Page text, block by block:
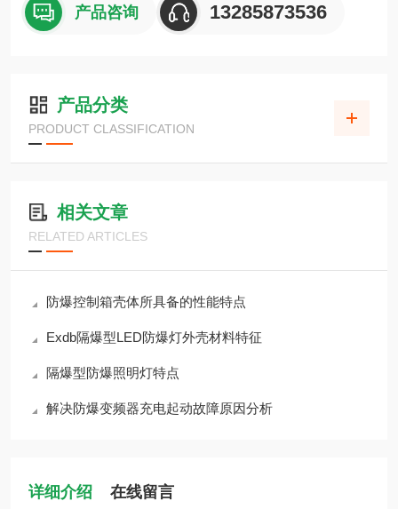
产品咨询 13285873536
产品分类
PRODUCT CLASSIFICATION
相关文章
RELATED ARTICLES
防爆控制箱壳体所具备的性能特点
Exdb隔爆型LED防爆灯外壳材料特征
隔爆型防爆照明灯特点
解决防爆变频器充电起动故障原因分析
详细介绍 在线留言